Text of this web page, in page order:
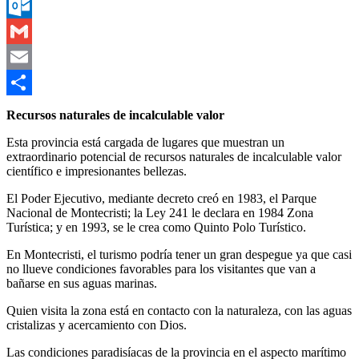
Messenger
Outlook.com
Gmail
Email
Compartir
Recursos naturales de incalculable valor
Esta provincia está cargada de lugares que muestran un
extraordinario potencial de recursos naturales de incalculable valor
científico e impresionantes bellezas.
El Poder Ejecutivo, mediante decreto creó en 1983, el Parque
Nacional de Montecristi; la Ley 241 le declara en 1984 Zona
Turística; y en 1993, se le crea como Quinto Polo Turístico.
En Montecristi, el turismo podría tener un gran despegue ya que casi
no llueve condiciones favorables para los visitantes que van a
bañarse en sus aguas marinas.
Quien visita la zona está en contacto con la naturaleza, con las aguas
cristalizas y acercamiento con Dios.
Las condiciones paradisíacas de la provincia en el aspecto marítimo